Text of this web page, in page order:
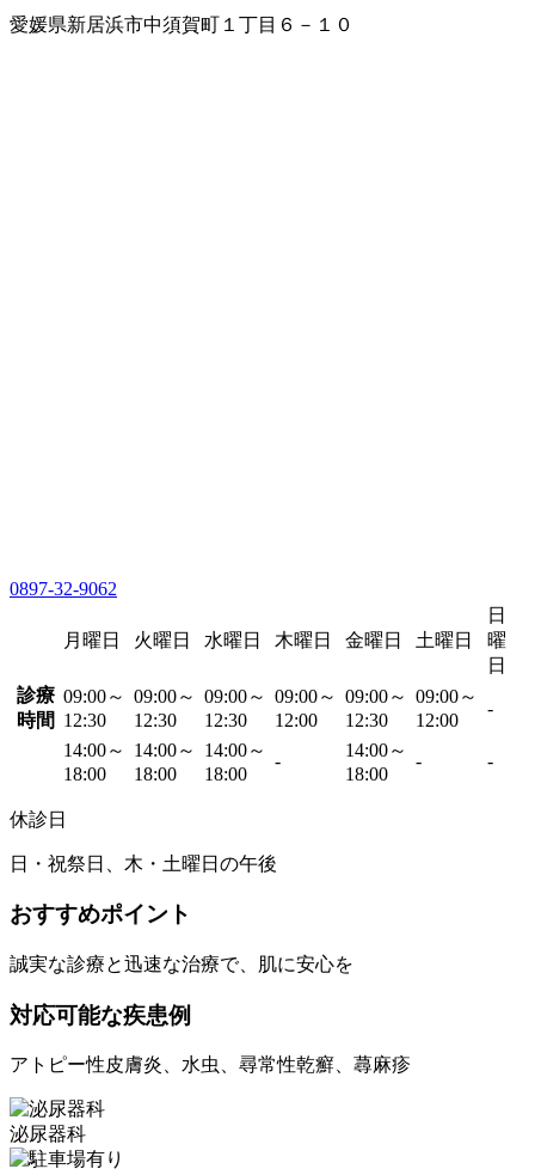
愛媛県新居浜市中須賀町１丁目６－１０
0897-32-9062
月曜日 火曜日 水曜日 木曜日 金曜日 土曜日
日
曜
日
診療
時間
09:00～
12:30
09:00～
12:30
09:00～
12:30
09:00～
12:00
09:00～
12:30
09:00～
12:00
-
14:00～
18:00
14:00～
18:00
14:00～
18:00
-
14:00～
18:00
- -
休診日
日・祝祭日、木・土曜日の午後
おすすめポイント
誠実な診療と迅速な治療で、肌に安心を
対応可能な疾患例
アトピー性皮膚炎、水虫、尋常性乾癬、蕁麻疹
泌尿器科